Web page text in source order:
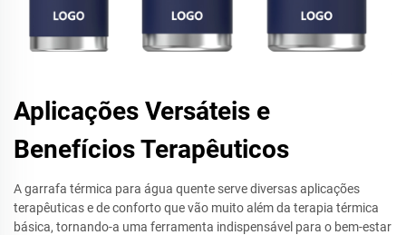
Aplicações Versáteis e
Benefícios Terapêuticos
A garrafa térmica para água quente serve diversas aplicações
terapêuticas e de conforto que vão muito além da terapia térmica
básica, tornando-a uma ferramenta indispensável para o bem-estar